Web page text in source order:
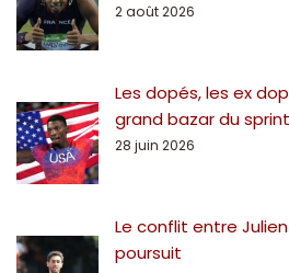
2 août 2026
Les dopés, les ex
grand bazar du
28 juin 2026
Le conflit entre
poursuit